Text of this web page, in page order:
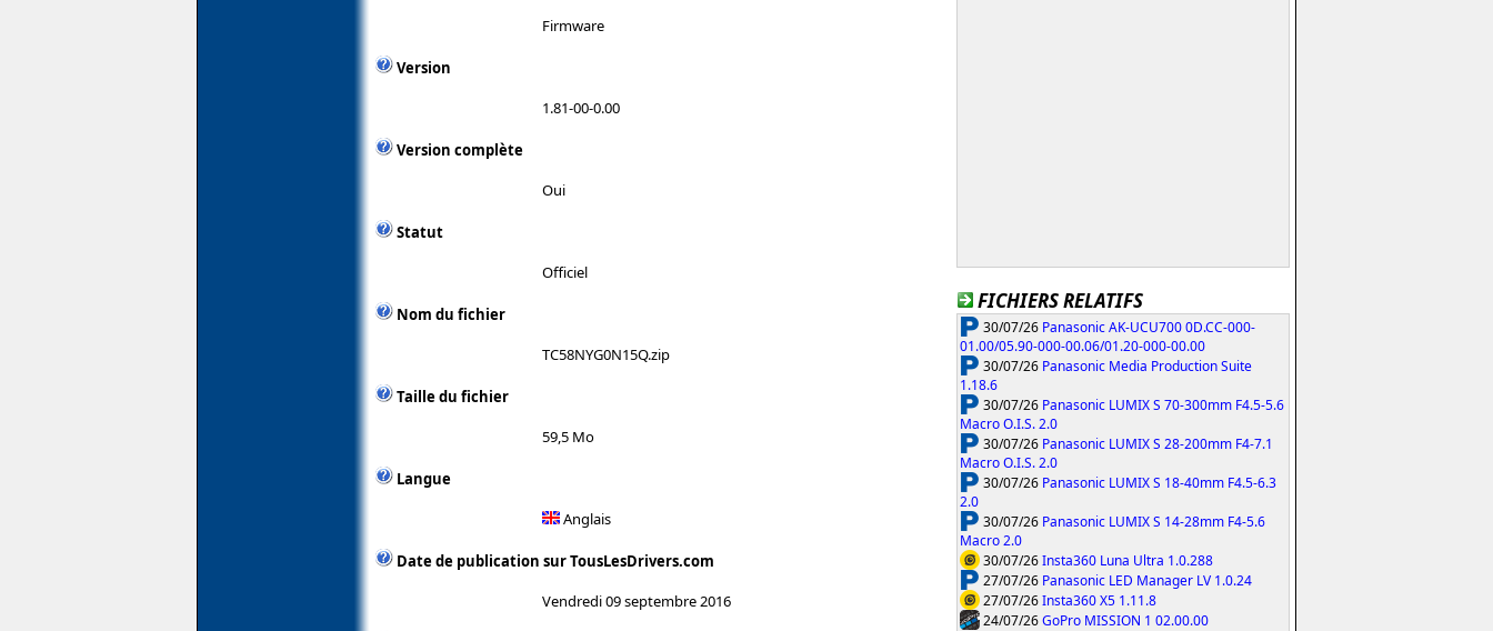
Firmware
Version
1.81-00-0.00
Version complète
Oui
Statut
Officiel
Nom du fichier
TC58NYG0N15Q.zip
Taille du fichier
59,5 Mo
Langue
Anglais
Date de publication sur TousLesDrivers.com
Vendredi 09 septembre 2016
FICHIERS RELATIFS
30/07/26 Panasonic AK-UCU700 0D.CC-000-
01.00/05.90-000-00.06/01.20-000-00.00
30/07/26 Panasonic Media Production Suite
1.18.6
30/07/26 Panasonic LUMIX S 70-300mm F4.5-5.6
Macro O.I.S. 2.0
30/07/26 Panasonic LUMIX S 28-200mm F4-7.1
Macro O.I.S. 2.0
30/07/26 Panasonic LUMIX S 18-40mm F4.5-6.3
2.0
30/07/26 Panasonic LUMIX S 14-28mm F4-5.6
Macro 2.0
30/07/26Insta360 Luna Ultra 1.0.288
27/07/26 Panasonic LED Manager LV 1.0.24
27/07/26Insta360 X5 1.11.8
24/07/26GoPro MISSION 1 02.00.00